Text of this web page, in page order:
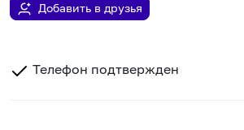
Добавить в друзья
Телефон подтвержден